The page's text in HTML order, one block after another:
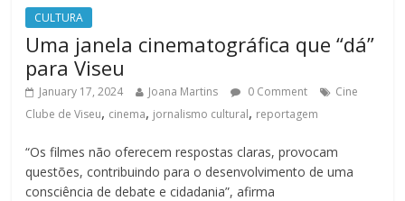
CULTURA
Uma janela cinematográfica que “dá”
para Viseu
January 17, 2024 Joana Martins 0 Comment
Cine
Clube de Viseu, cinema, jornalismo cultural, reportagem
“Os filmes não oferecem respostas claras, provocam
questões, contribuindo para o desenvolvimento de uma
consciência de debate e cidadania”, afirma